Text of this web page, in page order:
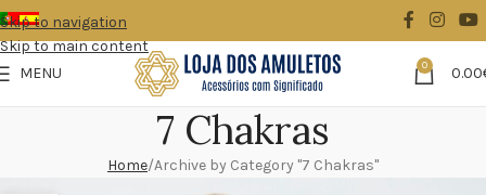
Skip to navigation
Skip to main content
MENU
0 0.00
7 Chakras
Home Archive by Category "7 Chakras"